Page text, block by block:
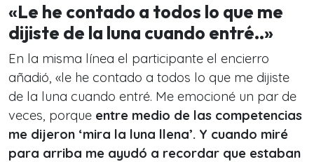
«Le he contado a todos lo que me
dijiste de la luna cuando entré..»
En la misma línea el participante el encierro
añadió, «le he contado a todos lo que me dijiste
de la luna cuando entré. Me emocioné un par de
veces, porque entre medio de las competencias
me dijeron ‘mira la luna llena’. Y cuando miré
para arriba me ayudó a recordar que estaban